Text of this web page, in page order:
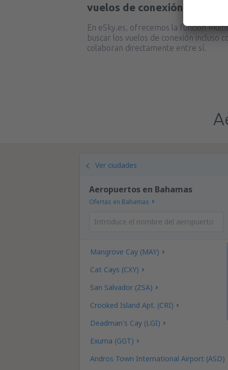
vuelos de conexión?
En eSky.es, ofrecemos la función
buscar los vuelos de conexión incluso
colaboran directamente entre sí.
Ver ciudades
Aeropuertos en Bahamas
Ofertas en Bahamas
Mangrove Cay (MAY)
Cat Cays (CXY)
San Salvador (ZSA)
Crooked Island Apt. (CRI)
Deadman's Cay (LGI)
Exuma (GGT)
Andros Town International Airport (ASD)